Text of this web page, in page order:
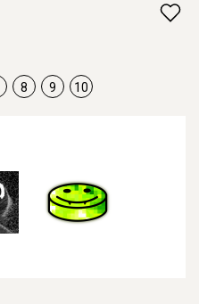
8 9 10